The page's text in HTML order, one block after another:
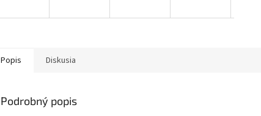
Popis Diskusia
Podrobný popis